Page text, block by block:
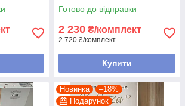
Готово до відправки
2 230 ₴/комплект
2 720 ₴/комплект
Купити
Новинка
–18%
Подарунок